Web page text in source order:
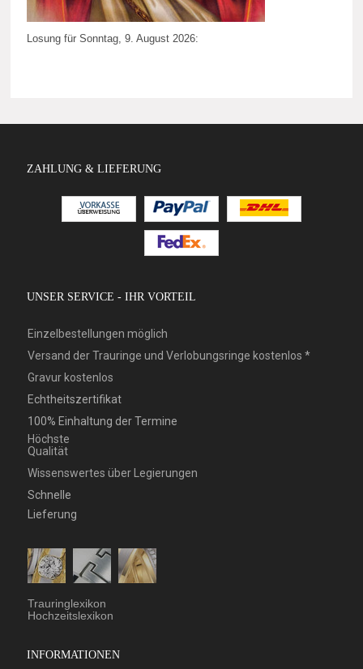
Losung für Sonntag, 9. August 2026:
ZAHLUNG & LIEFERUNG
UNSER SERVICE - IHR VORTEIL
Einzelbestellungen möglich
Versand der Trauringe und Verlobungsringe kostenlos *
Gravur kostenlos
Echtheitszertifikat
100% Einhaltung der Termine
Höchste
Qualität
Wissenswertes über Legierungen
Schnelle
Lieferung
Trauringlexikon
Hochzeitslexikon
INFORMATIONEN